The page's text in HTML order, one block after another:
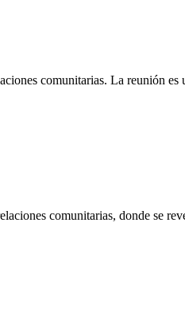
comunitarias. La reunión es
comunitarias, donde se